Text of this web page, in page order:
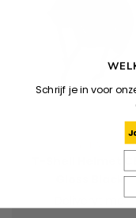
Gloss Black
Deliverytime
Schrijf je in voor